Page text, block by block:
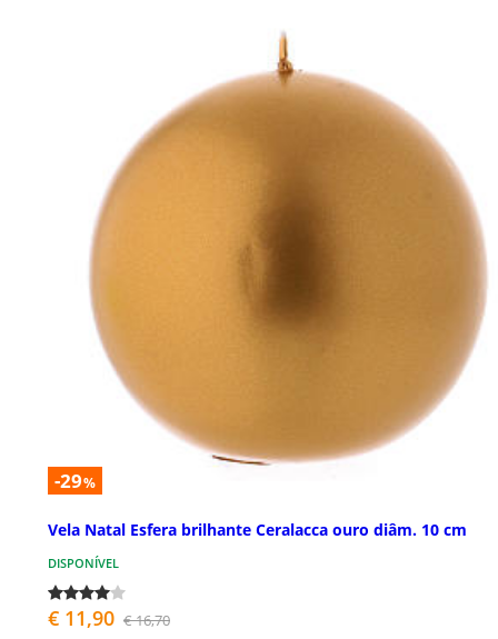
-29%
Vela Natal Esfera brilhante Ceralacca ouro diâm. 10 cm
DISPONÍVEL
€ 11,90 € 16,70